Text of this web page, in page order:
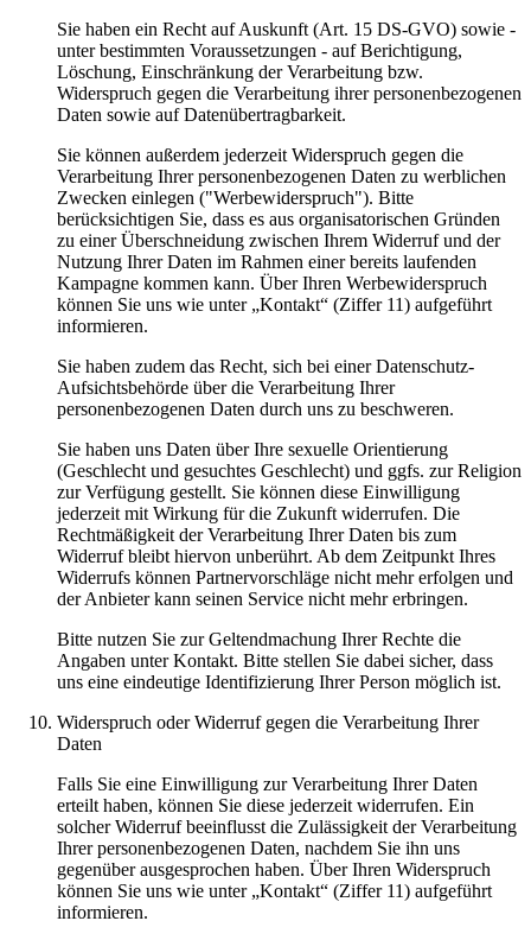
Sie haben ein Recht auf Auskunft (Art. 15 DS-GVO) sowie -
unter bestimmten Voraussetzungen - auf Berichtigung,
Löschung, Einschränkung der Verarbeitung bzw.
Widerspruch gegen die Verarbeitung ihrer personenbezogenen
Daten sowie auf Datenübertragbarkeit.
Sie können außerdem jederzeit Widerspruch gegen die
Verarbeitung Ihrer personenbezogenen Daten zu werblichen
Zwecken einlegen ("Werbewiderspruch"). Bitte
berücksichtigen Sie, dass es aus organisatorischen Gründen
zu einer Überschneidung zwischen Ihrem Widerruf und der
Nutzung Ihrer Daten im Rahmen einer bereits laufenden
Kampagne kommen kann. Über Ihren Werbewiderspruch
können Sie uns wie unter „Kontakt“ (Ziffer 11) aufgeführt
informieren.
Sie haben zudem das Recht, sich bei einer Datenschutz-
Aufsichtsbehörde über die Verarbeitung Ihrer
personenbezogenen Daten durch uns zu beschweren.
Sie haben uns Daten über Ihre sexuelle Orientierung
(Geschlecht und gesuchtes Geschlecht) und ggfs. zur Religion
zur Verfügung gestellt. Sie können diese Einwilligung
jederzeit mit Wirkung für die Zukunft widerrufen. Die
Rechtmäßigkeit der Verarbeitung Ihrer Daten bis zum
Widerruf bleibt hiervon unberührt. Ab dem Zeitpunkt Ihres
Widerrufs können Partnervorschläge nicht mehr erfolgen und
der Anbieter kann seinen Service nicht mehr erbringen.
Bitte nutzen Sie zur Geltendmachung Ihrer Rechte die
Angaben unter Kontakt. Bitte stellen Sie dabei sicher, dass
uns eine eindeutige Identifizierung Ihrer Person möglich ist.
Widerspruch oder Widerruf gegen die Verarbeitung Ihrer
Daten
Falls Sie eine Einwilligung zur Verarbeitung Ihrer Daten
erteilt haben, können Sie diese jederzeit widerrufen. Ein
solcher Widerruf beeinflusst die Zulässigkeit der Verarbeitung
Ihrer personenbezogenen Daten, nachdem Sie ihn uns
gegenüber ausgesprochen haben. Über Ihren Widerspruch
können Sie uns wie unter „Kontakt“ (Ziffer 11) aufgeführt
informieren.